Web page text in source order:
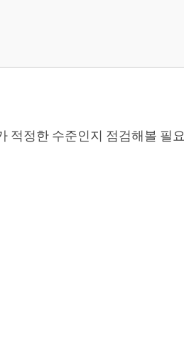
적정한 수준인지 점검해볼 필요